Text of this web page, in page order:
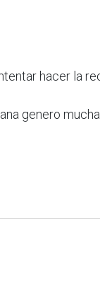
hacer la
genero